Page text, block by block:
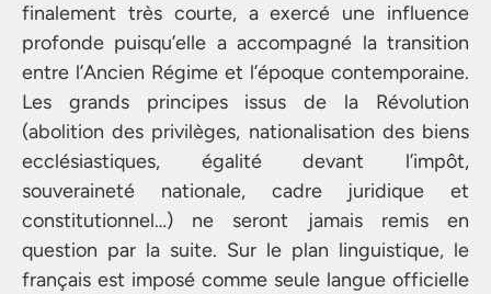
finalement très courte, a exercé une influence
profonde puisqu’elle a accompagné la transition
entre l’Ancien Régime et l’époque contemporaine.
Les grands principes issus de la Révolution
(abolition des privilèges, nationalisation des biens
ecclésiastiques, égalité devant l’impôt,
souveraineté nationale, cadre juridique et
constitutionnel…) ne seront jamais remis en
question par la suite. Sur le plan linguistique, le
français est imposé comme seule langue officielle